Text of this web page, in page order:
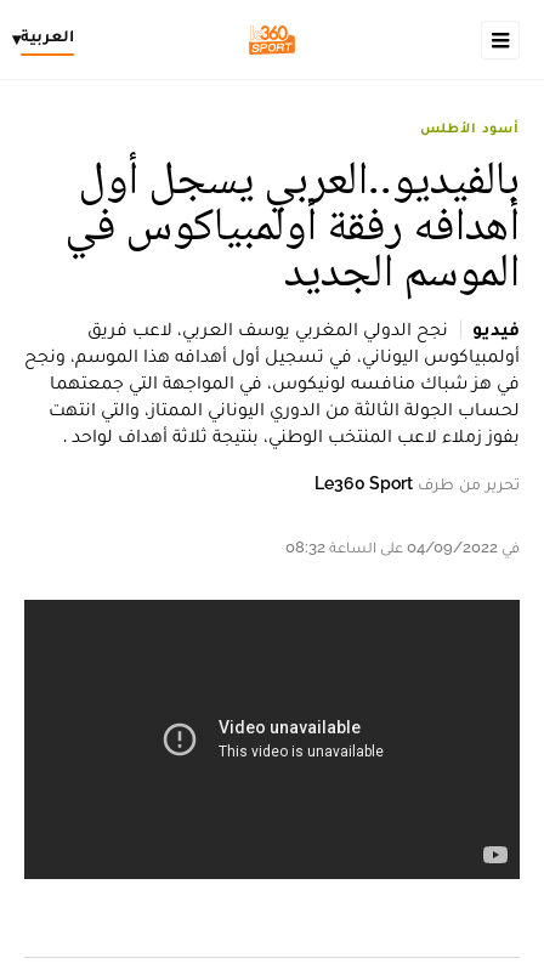
العربية▾
أسود الأطلس
بالفيديو..العربي يسجل أول
أهدافه رفقة أولمبياكوس في
الموسم الجديد
فيديو
نجح الدولي المغربي يوسف العربي، لاعب فريق
أولمبياكوس اليوناني، في تسجيل أول أهدافه هذا الموسم، ونجح
في هز شباك منافسه لونيكوس، في المواجهة التي جمعتهما
لحساب الجولة الثالثة من الدوري اليوناني الممتاز، والتي انتهت
بفوز زملاء لاعب المنتخب الوطني، بنتيجة ثلاثة أهداف لواحد .
تحرير من طرف Le360 Sport
في 04/09/2022 على الساعة 08:32